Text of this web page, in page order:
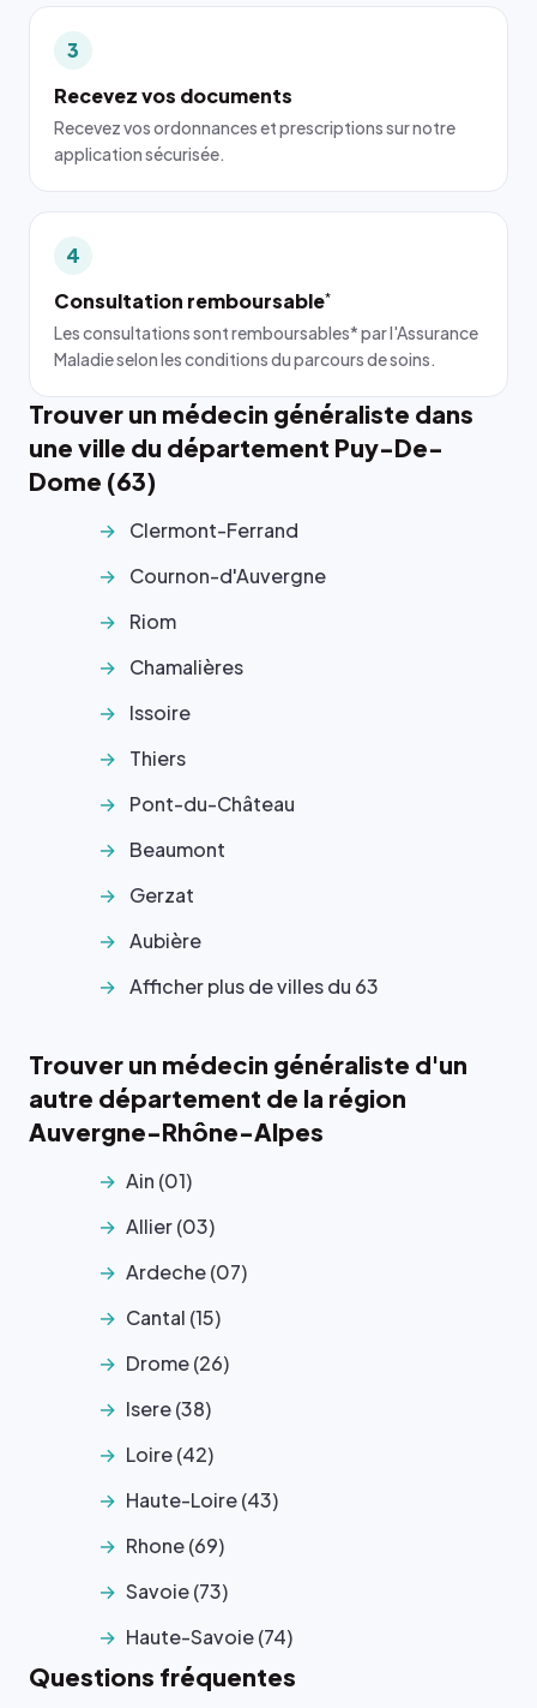
3
Recevez vos documents
Recevez vos ordonnances et prescriptions sur notre
application sécurisée.
4
Consultation remboursable*
Les consultations sont remboursables* par l'Assurance
Maladie selon les conditions du parcours de soins.
Trouver un médecin généraliste dans
une ville du département Puy-De-
Dome (63)
Clermont-Ferrand
Cournon-d'Auvergne
Riom
Chamalières
Issoire
Thiers
Pont-du-Château
Beaumont
Gerzat
Aubière
Afficher plus de villes du 63
Trouver un médecin généraliste d'un
autre département de la région
Auvergne-Rhône-Alpes
Ain (01)
Allier (03)
Ardeche (07)
Cantal (15)
Drome (26)
Isere (38)
Loire (42)
Haute-Loire (43)
Rhone (69)
Savoie (73)
Haute-Savoie (74)
Questions fréquentes